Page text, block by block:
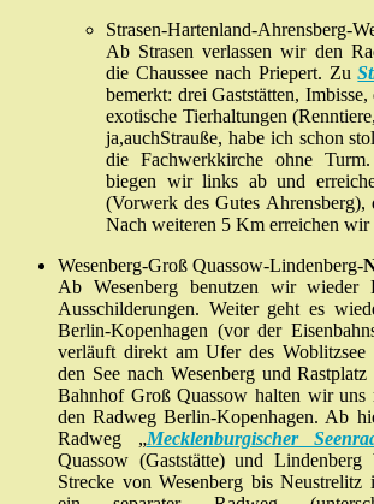
Strasen-Hartenland-Ahrensberg-
Ab Strasen verlassen wir den
die Chaussee nach Priepert. Zu
bemerkt: drei Gaststätten,
exotische Tierhaltungen
ja,auchStrauße, habe ich schon
die Fachwerkkirche ohne
biegen wir links ab und
(Vorwerk des Gutes Ahrensberg),
Nach weiteren 5 Km erreichen wir
Wesenberg-Groß Quassow-Lindenberg-
Ab Wesenberg benutzen wir wieder
Ausschilderungen. Weiter geht es
Berlin-Kopenhagen (vor der
verläuft direkt am Ufer des
den See nach Wesenberg und
Bahnhof Groß Quassow halten wir uns
den Radweg Berlin-Kopenhagen. Ab
Radweg „Mecklenburgischer
Quassow (Gaststätte) und
Strecke von Wesenberg bis Neustrelitz